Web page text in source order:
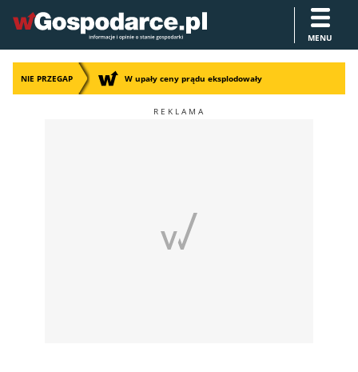
MENU
NIE PRZEGAP W upały ceny prądu eksplodowały